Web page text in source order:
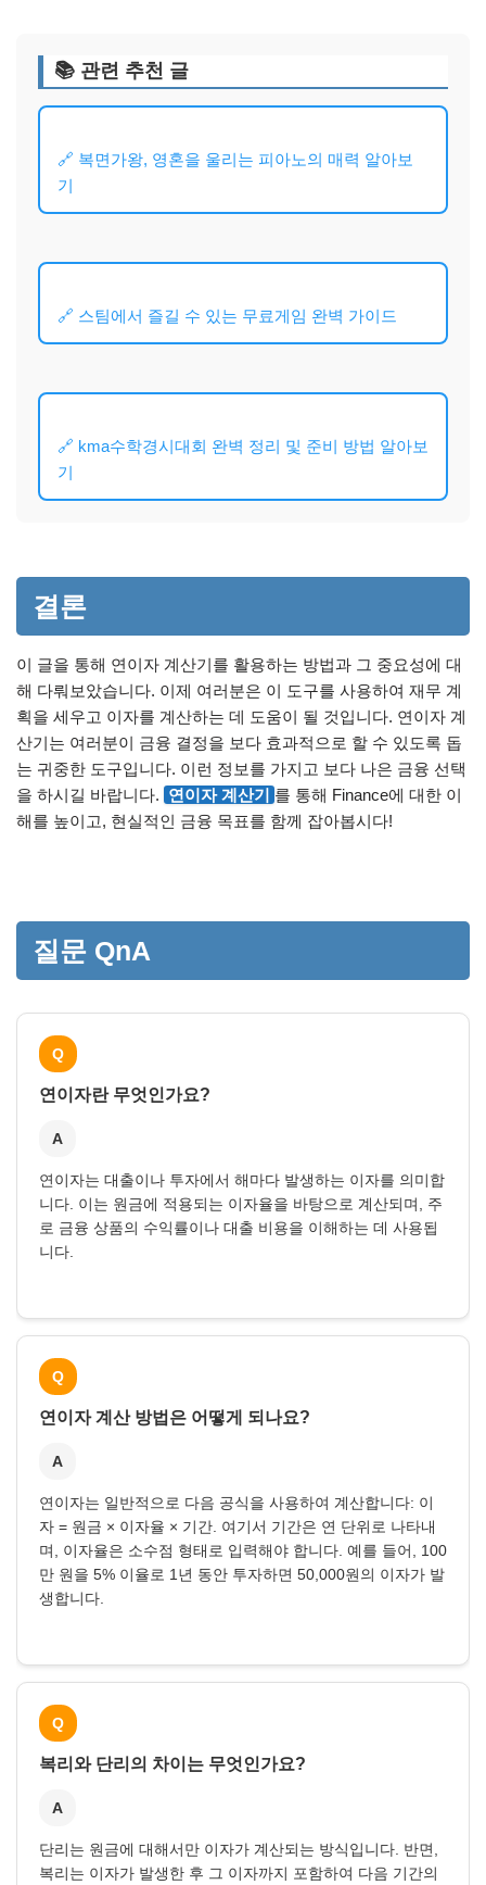
📚 관련 추천 글
🔗 복면가왕, 영혼을 울리는 피아노의 매력 알아보
기
🔗 스팀에서 즐길 수 있는 무료게임 완벽 가이드
🔗 kma수학경시대회 완벽 정리 및 준비 방법 알아보
기
결론
이 글을 통해 연이자 계산기를 활용하는 방법과 그 중요성에 대
해 다뤄보았습니다. 이제 여러분은 이 도구를 사용하여 재무 계
획을 세우고 이자를 계산하는 데 도움이 될 것입니다. 연이자 계
산기는 여러분이 금융 결정을 보다 효과적으로 할 수 있도록 돕
는 귀중한 도구입니다. 이런 정보를 가지고 보다 나은 금융 선택
을 하시길 바랍니다. 연이자 계산기 를 통해 Finance에 대한 이
해를 높이고, 현실적인 금융 목표를 함께 잡아봅시다!
질문 QnA
Q
연이자란 무엇인가요?
A
연이자는 대출이나 투자에서 해마다 발생하는 이자를 의미합
니다. 이는 원금에 적용되는 이자율을 바탕으로 계산되며, 주
로 금융 상품의 수익률이나 대출 비용을 이해하는 데 사용됩
니다.
Q
연이자 계산 방법은 어떻게 되나요?
A
연이자는 일반적으로 다음 공식을 사용하여 계산합니다: 이
자 = 원금 × 이자율 × 기간. 여기서 기간은 연 단위로 나타내
며, 이자율은 소수점 형태로 입력해야 합니다. 예를 들어, 100
만 원을 5% 이율로 1년 동안 투자하면 50,000원의 이자가 발
생합니다.
Q
복리와 단리의 차이는 무엇인가요?
A
단리는 원금에 대해서만 이자가 계산되는 방식입니다. 반면,
복리는 이자가 발생한 후 그 이자까지 포함하여 다음 기간의